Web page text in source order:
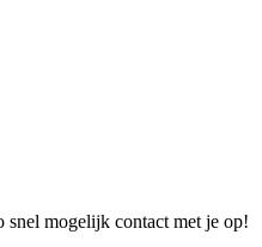
snel mogelijk contact met je op!